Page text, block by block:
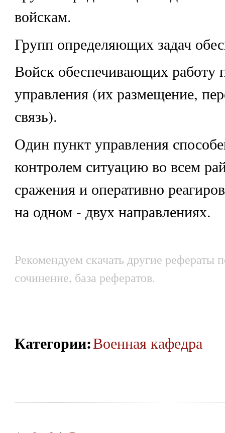
войскам.
Групп определяющих задач
Войск обеспечивающих работу
управления (их размещение,
связь).
Один пункт управления
контролем ситуацию во всем
сражения и оперативно
на одном - двух направлениях.
Рекомендуем скачать другие рефераты
сочинение, база рефератов.
Категории:Военная кафедра